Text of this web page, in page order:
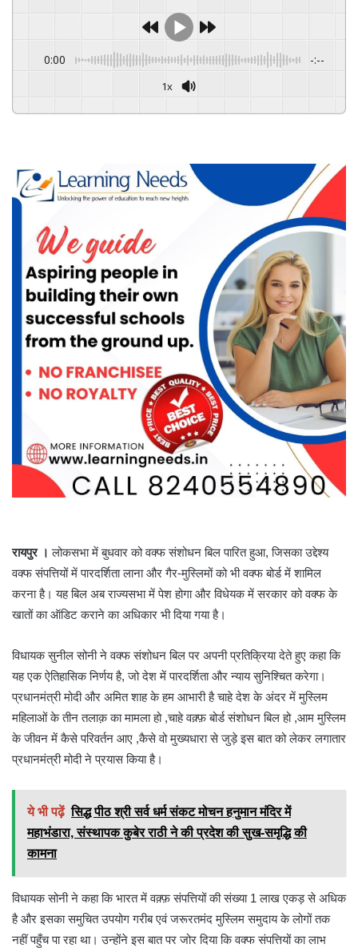
0:00 -:--
1x
रायपुर । लोकसभा में बुधवार को वक्फ संशोधन बिल पारित हुआ, जिसका उद्देश्य
वक्फ संपत्तियों में पारदर्शिता लाना और गैर-मुस्लिमों को भी वक्फ बोर्ड में शामिल
करना है। यह बिल अब राज्यसभा में पेश होगा और विधेयक में सरकार को वक्फ के
खातों का ऑडिट कराने का अधिकार भी दिया गया है।
विधायक सुनील सोनी ने वक्फ संशोधन बिल पर अपनी प्रतिक्रिया देते हुए कहा कि
यह एक ऐतिहासिक निर्णय है, जो देश में पारदर्शिता और न्याय सुनिश्चित करेगा।
प्रधानमंत्री मोदी और अमित शाह के हम आभारी है चाहे देश के अंदर में मुस्लिम
महिलाओं के तीन तलाक़ का मामला हो ,चाहे वक़्फ़ बोर्ड संशोधन बिल हो ,आम मुस्लिम
के जीवन में कैसे परिवर्तन आए ,कैसे वो मुख्यधारा से जुड़े इस बात को लेकर लगातार
प्रधानमंत्री मोदी ने प्रयास किया है।
ये भी पढ़ें सिद्ध पीठ श्री सर्व धर्म संकट मोचन हनुमान मंदिर में
महाभंडारा, संस्थापक कुबेर राठी ने की प्रदेश की सुख-समृद्धि की
कामना
विधायक सोनी ने कहा कि भारत में वक़्फ़ संपत्तियों की संख्या 1 लाख एकड़ से अधिक
है और इसका समुचित उपयोग गरीब एवं जरूरतमंद मुस्लिम समुदाय के लोगों तक
नहीं पहुँच पा रहा था। उन्होंने इस बात पर जोर दिया कि वक्फ संपत्तियों का लाभ